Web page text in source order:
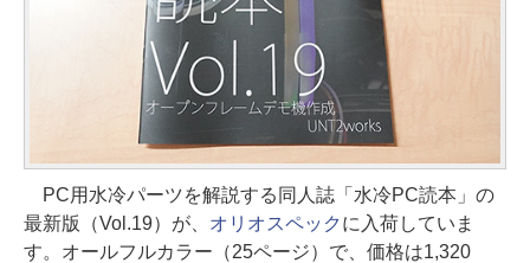
PC用水冷パーツを解説する同人誌「水冷PC読本」の
最新版（Vol.19）が、 オリオスペック に入荷していま
す。オールフルカラー（25ページ）で、価格は1,320